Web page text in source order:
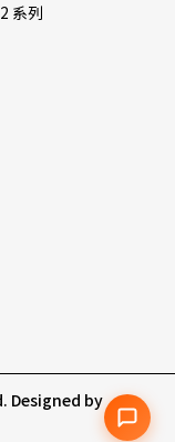
系列
Designed by